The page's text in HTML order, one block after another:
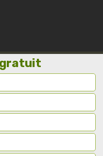
gratuit